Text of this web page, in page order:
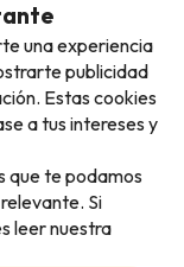
una experiencia
publicidad
Estas cookies
a tus intereses y
que te podamos
Si
leer nuestra